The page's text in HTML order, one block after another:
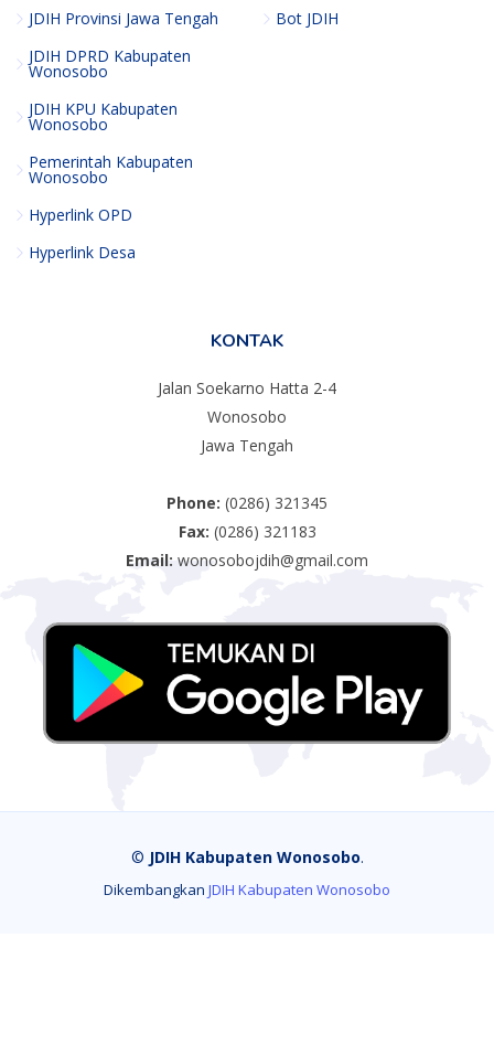
JDIH Provinsi Jawa Tengah
JDIH DPRD Kabupaten
Wonosobo
JDIH KPU Kabupaten
Wonosobo
Pemerintah Kabupaten
Wonosobo
Hyperlink OPD
Hyperlink Desa
Bot JDIH
KONTAK
Jalan Soekarno Hatta 2-4
Wonosobo
Jawa Tengah
Phone: (0286) 321345
Fax: (0286) 321183
Email: wonosobojdih@gmail.com
© JDIH Kabupaten Wonosobo.
Dikembangkan JDIH Kabupaten Wonosobo